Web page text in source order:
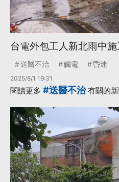
台電外包工人新北雨中
送醫不治 觸電 昏迷
2025/8/1 19:31
閱讀更多 #送醫不治有關的